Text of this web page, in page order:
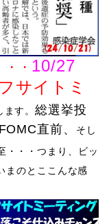
・・ 10/27
サイトミ
ます。総選挙投
直前、
そし
・・・つまり、ビッ
まのとここんな感